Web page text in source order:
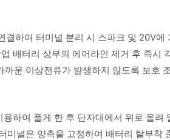
결하여 터미널 분리 시 스파크 및 20V에
배터리 상부의 에어라인 제거 후 즉시
운 이상전류가 발생하지 않도록 보호
하여 풀게 한 후 단자대에서 위로 올려
미널은 양측을 고정하여 배터리 탈부착